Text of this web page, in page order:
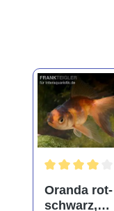
Oranda rot-
schwarz,